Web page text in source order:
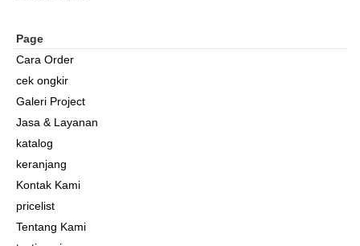
Page
Cara Order
cek ongkir
Galeri Project
Jasa & Layanan
katalog
keranjang
Kontak Kami
pricelist
Tentang Kami